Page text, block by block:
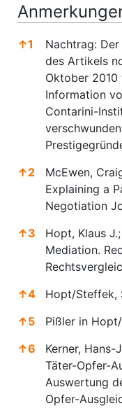
↑1
Nachtrag:
des Artikels
Oktober
Information
Contarini-
↑2
McEwen,
Explaining a
Negotiation
↑3
Hopt, Klaus
Mediation.
↑4
Hopt/Steffek,
↑5
Pißler in
↑6
Kerner,
Täter-Opfer-
Auswertung
Opfer-